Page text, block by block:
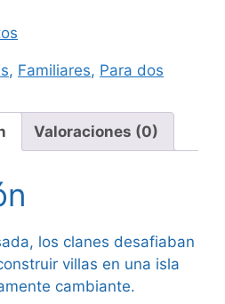
, Familiares, Para dos
Valoraciones (0)
los clanes desafiaban
villas en una isla
cambiante.